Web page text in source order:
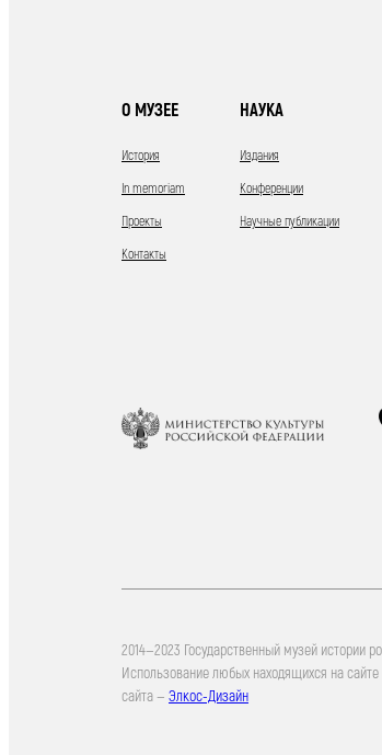
О МУЗЕЕ
История
In memoriam
Проекты
Контакты
НАУКА
Издания
Конференции
Научные публикации
2014—2023 Государственный музей
Использование любых находящихся на
сайта — Элкос-Дизайн